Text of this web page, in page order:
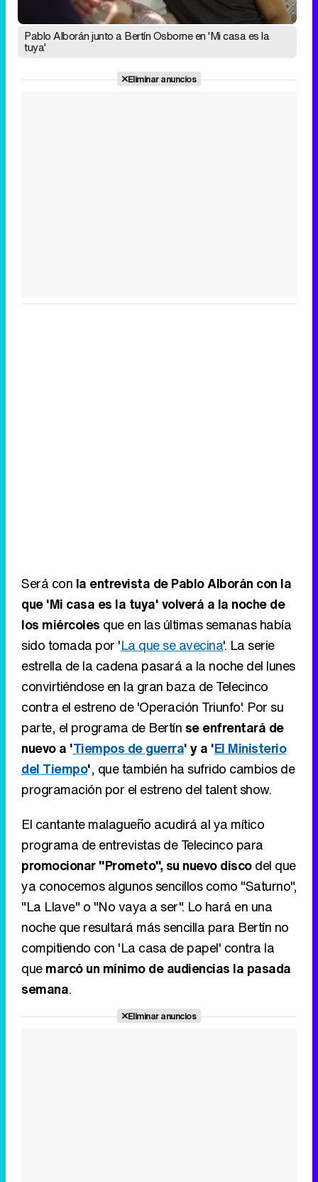
Pablo Alborán junto a Bertín Osborne en 'Mi casa es la
tuya'
Eliminar anuncios
Será con la entrevista de Pablo Alborán con la
que 'Mi casa es la tuya' volverá a la noche de
los miércoles que en las últimas semanas había
sido tomada por 'La que se avecina'. La serie
estrella de la cadena pasará a la noche del lunes
convirtiéndose en la gran baza de Telecinco
contra el estreno de 'Operación Triunfo'. Por su
parte, el programa de Bertín se enfrentará de
nuevo a 'Tiempos de guerra' y a 'El Ministerio
del Tiempo', que también ha sufrido cambios de
programación por el estreno del talent show.
El cantante malagueño acudirá al ya mítico
programa de entrevistas de Telecinco para
promocionar "Prometo", su nuevo discodel que
ya conocemos algunos sencillos como "Saturno",
"La Llave" o "No vaya a ser". Lo hará en una
noche que resultará más sencilla para Bertín no
compitiendo con 'La casa de papel' contra la
quemarcó un mínimo de audiencias la pasada
semana.
Eliminar anuncios